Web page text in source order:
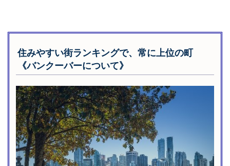
住みやすい街ランキングで、常に上位の町
《バンクーバーについて》